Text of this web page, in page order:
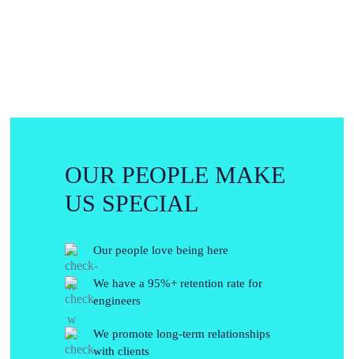
OUR PEOPLE MAKE
US SPECIAL
Our people love being here
We have a 95%+ retention rate for
engineers
We promote long-term relationships
with clients